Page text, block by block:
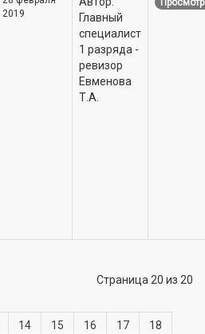
2019
Главный
специалист
1 разряда -
ревизор
Евменова
Т.А.
Страница 20 из 20
14 15 16 17 18